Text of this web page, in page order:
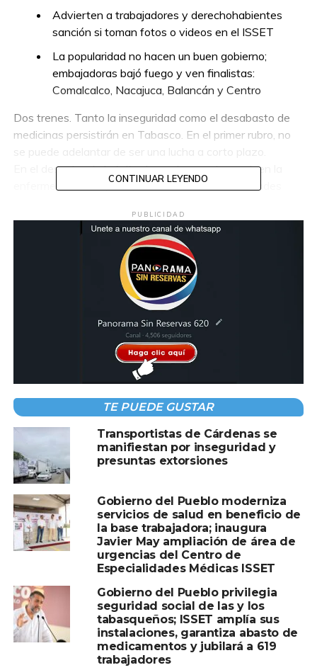
Advierten a trabajadores y derechohabientes
sanción si toman fotos o videos en el ISSET
La popularidad no hacen un buen gobierno;
embajadoras bajó fuego y ven finalistas:
Comalcalco, Nacajuca, Balancán y Centro
Dos trenes. Tanto la inseguridad como el desabasto de
medicinas persistirán en Tabasco. En el primer rubro, no
En el desastre de la falta de medicamentos -si bien la
enfermedad no espera-, de acuerdo a las autoridades
embargo, las dudas persisten.
En el combate a la inseguridad, es de recocerse los
golpes dados las bandas del crimen organizado, y sobre
el dato, fuentes policiales admitieron de ser una batalla de
a) En la pista de la escasez de medicinas en el ISSET,
continuará la queja de los derechohabientes, pese el
anuncio de una importante inversión en la compra de
fármacos, no estarían de manera inmediata en los
estantes de la institución.
b) Por cierto, algo teme el director del ISSET, Rodolfo
Lehmann, luego de la instalación de un cartel en el área
del tomógrafo, donde advierte, si algún trabajador o
derechohabiente graba o tomo foto será sancionado. Se
pone el parche, al quedar comprometido alguna
irregularidad de algún equipo médico o de otra situación,
tal sucedió en el municipio de Macuspana.
c) ¿Sirvió de algo al país el haber mantenido el
expresidente López Obrador en alto el nivel popularidad?
De ninguna manera. El endeudamiento del país, las
evidencias de corrupción en diferentes dependencias, el
fracaso de las obras faraónicas y la inseguridad lo
CONTINUAR LEYENDO
PUBLICIDAD
TE PUEDE GUSTAR
Transportistas de Cárdenas se
manifiestan por inseguridad y
presuntas extorsiones
Gobierno del Pueblo moderniza
servicios de salud en beneficio de
la base trabajadora; inaugura
Javier May ampliación de área de
urgencias del Centro de
Especialidades Médicas ISSET
Gobierno del Pueblo privilegia
seguridad social de las y los
tabasqueños; ISSET amplía sus
instalaciones, garantiza abasto de
medicamentos y jubilará a 619
trabajadores